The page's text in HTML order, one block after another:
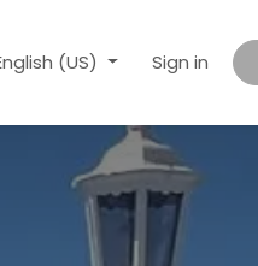
(US) Sign in